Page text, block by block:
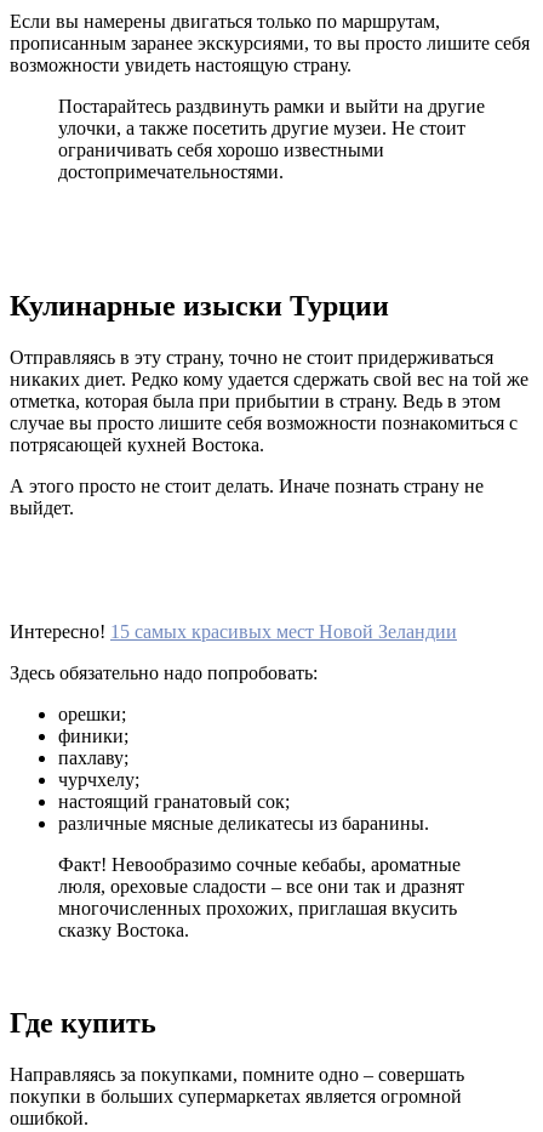
Если вы намерены двигаться только по маршрутам,
прописанным заранее экскурсиями, то вы просто лишите себя
возможности увидеть настоящую страну.
Постарайтесь раздвинуть рамки и выйти на другие
улочки, а также посетить другие музеи. Не стоит
ограничивать себя хорошо известными
достопримечательностями.
Кулинарные изыски Турции
Отправляясь в эту страну, точно не стоит придерживаться
никаких диет. Редко кому удается сдержать свой вес на той же
отметка, которая была при прибытии в страну. Ведь в этом
случае вы просто лишите себя возможности познакомиться с
потрясающей кухней Востока.
А этого просто не стоит делать. Иначе познать страну не
выйдет.
Интересно! 15 самых красивых мест Новой Зеландии
Здесь обязательно надо попробовать:
орешки;
финики;
пахлаву;
чурчхелу;
настоящий гранатовый сок;
различные мясные деликатесы из баранины.
Факт! Невообразимо сочные кебабы, ароматные
люля, ореховые сладости – все они так и дразнят
многочисленных прохожих, приглашая вкусить
сказку Востока.
Где купить
Направляясь за покупками, помните одно – совершать
покупки в больших супермаркетах является огромной
ошибкой.